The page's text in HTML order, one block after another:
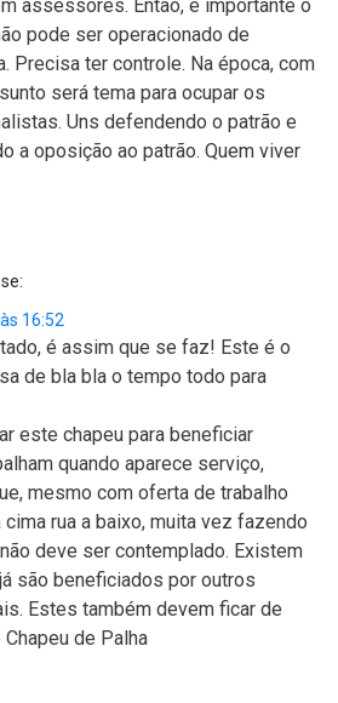
assessores. Então, é importante o
pode ser operacionado de
Precisa ter controle. Na época, com
será tema para ocupar os
Uns defendendo o patrão e
a oposição ao patrão. Quem viver
16:52
é assim que se faz! Este é o
de bla bla o tempo todo para
este chapeu para beneficiar
quando aparece serviço,
mesmo com oferta de trabalho
cima rua a baixo, muita vez fazendo
deve ser contemplado. Existem
são beneficiados por outros
Estes também devem ficar de
de Palha